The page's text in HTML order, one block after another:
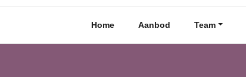
Home Aanbod Team